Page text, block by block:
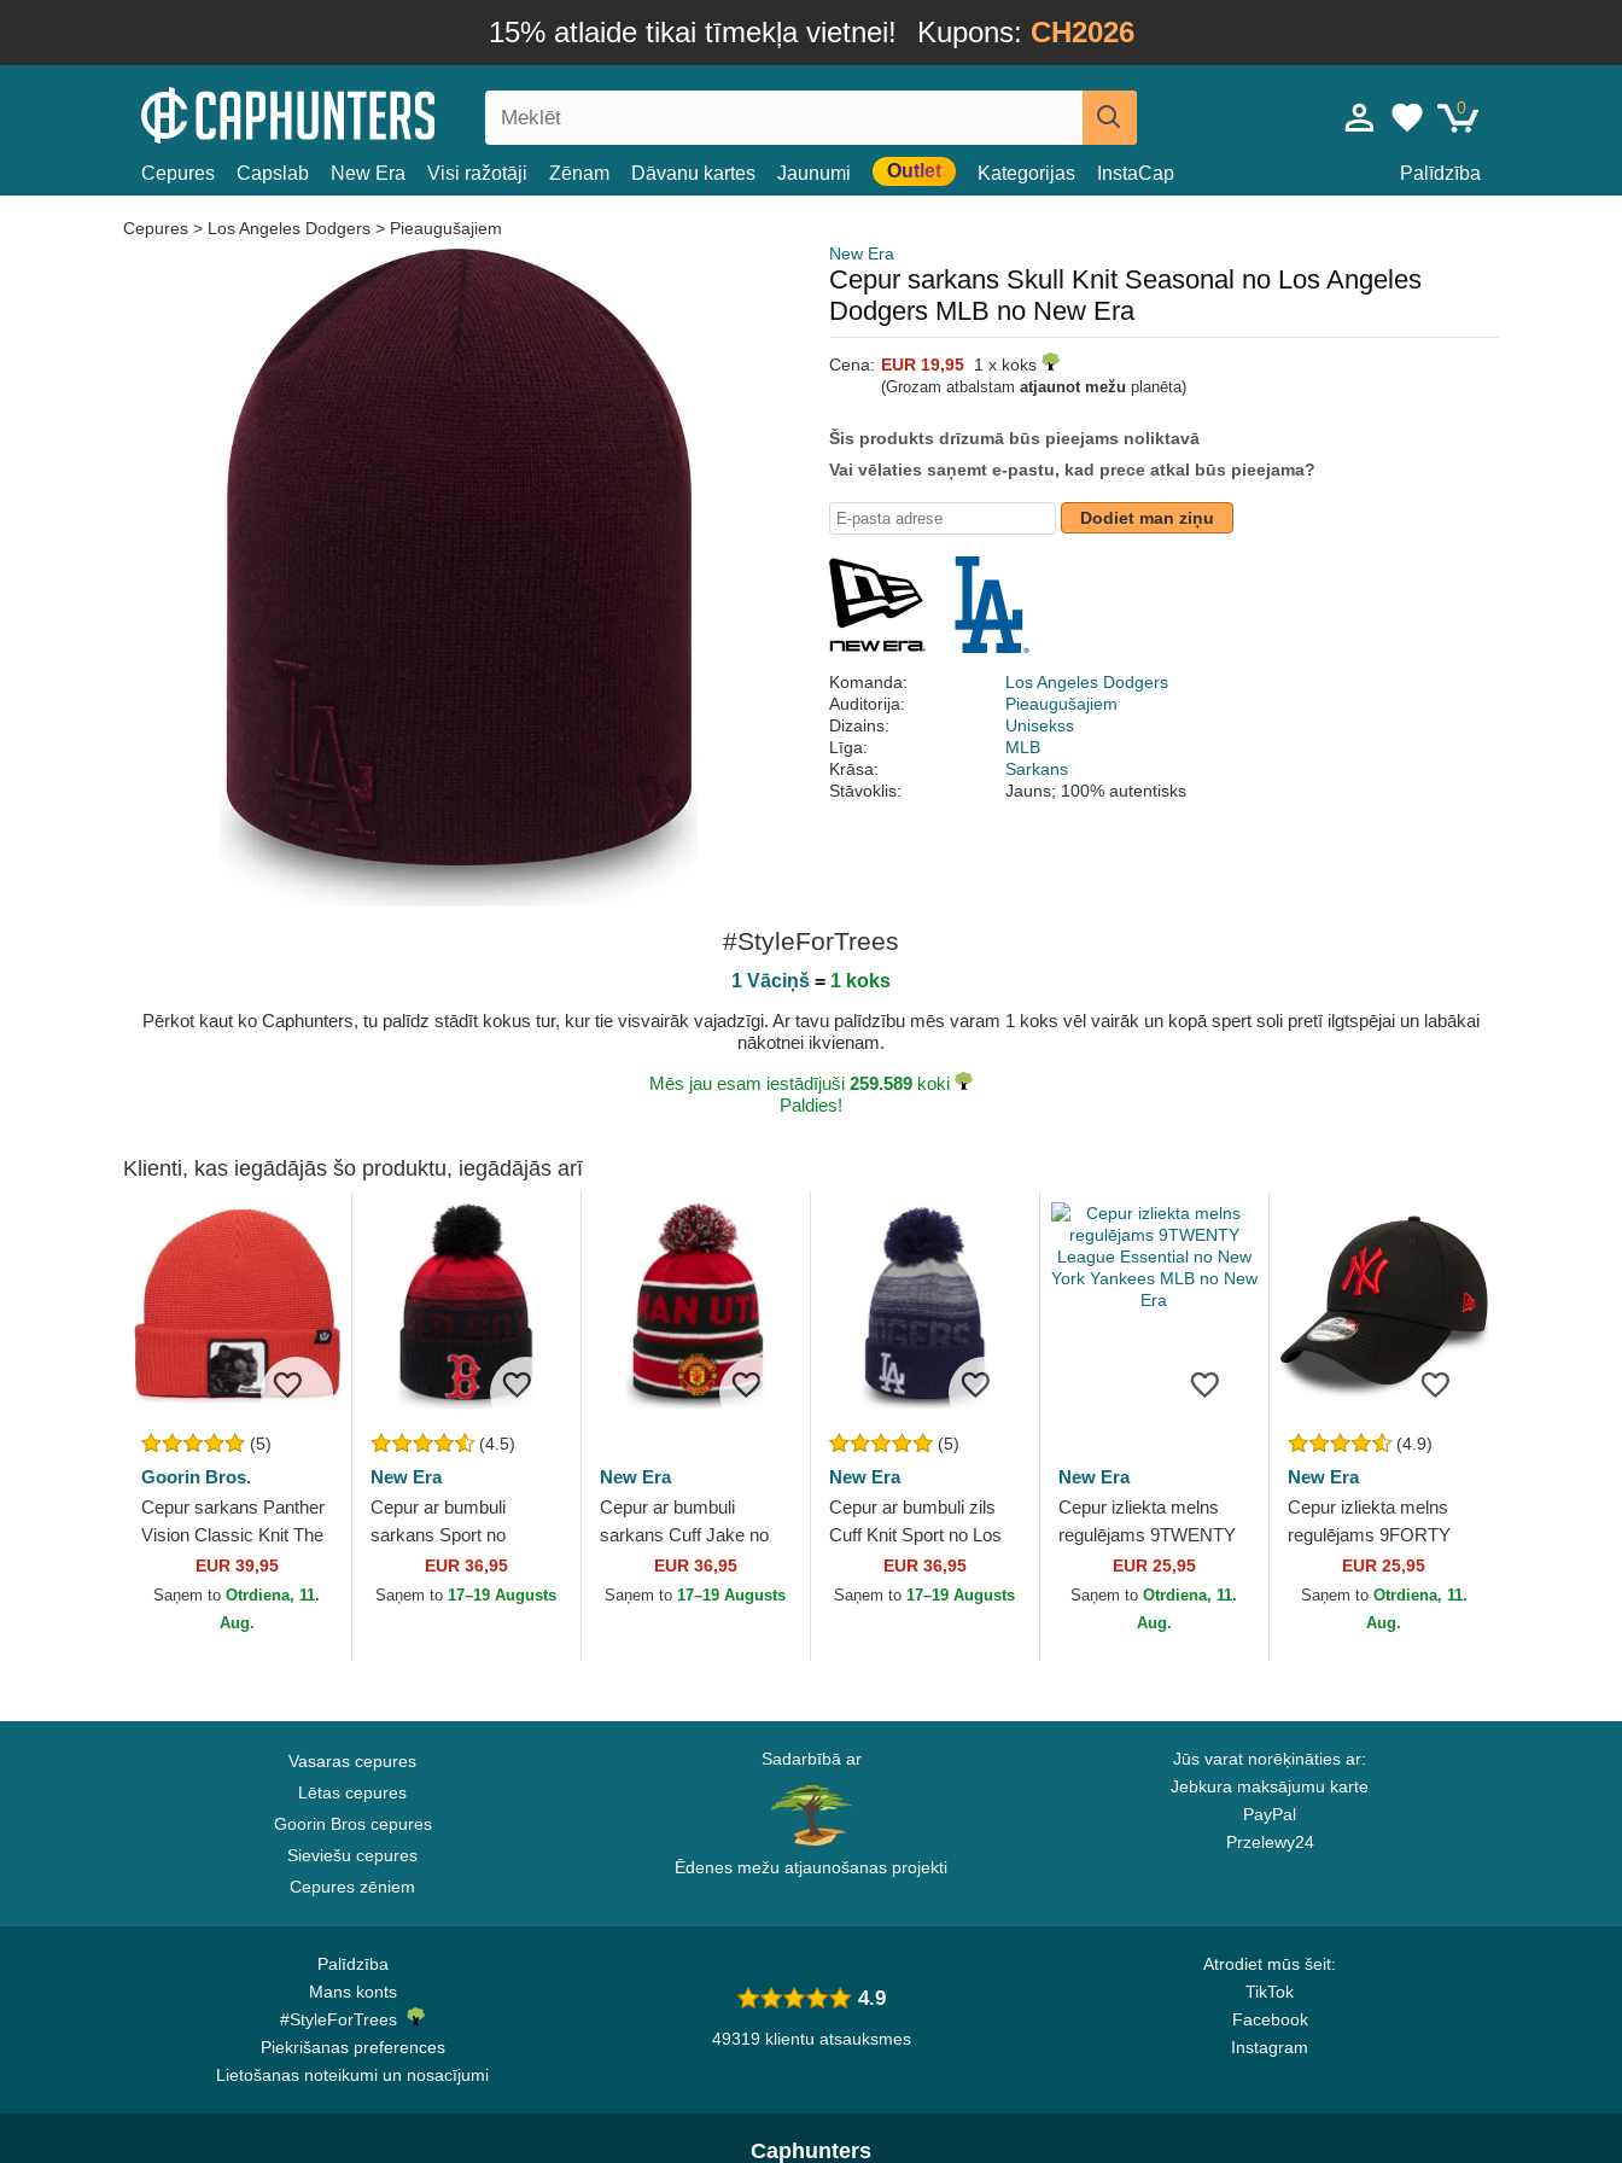
15% atlaide tikai tīmekļa vietnei! Kupons: CH2026
0
Cepures Capslab New Era Visi ražotāji Zēnam Dāvanu kartes Jaunumi Outlet Kategorijas InstaCap Palīdzība
Cepures > Los Angeles Dodgers > Pieaugušajiem
New Era
Cepur sarkans Skull Knit Seasonal no Los Angeles
Dodgers MLB no New Era
Cena: EUR 19,95 1 x koks
(Grozam atbalstam atjaunot mežu planēta)
Šis produkts drīzumā būs pieejams noliktavā
Vai vēlaties saņemt e-pastu, kad prece atkal būs pieejama?
Dodiet man ziņu
Komanda:
Los Angeles Dodgers
Auditorija:
Pieaugušajiem
Dizains:
Unisekss
Līga:
MLB
Krāsa:
Sarkans
Stāvoklis:
Jauns; 100% autentisks
#StyleForTrees
1 Vāciņš = 1 koks
Pērkot kaut ko Caphunters, tu palīdz stādīt kokus tur, kur tie visvairāk vajadzīgi. Ar tavu palīdzību mēs varam 1 koks vēl vairāk un kopā spert soli pretī ilgtspējai un labākai
nākotnei ikvienam.
Mēs jau esam iestādījuši 259.589 koki
Paldies!
Klienti, kas iegādājās šo produktu, iegādājās arī
(5)
Goorin Bros.
Cepur sarkans Panther
Vision Classic Knit The
Farm no Goorin Bros.
EUR 39,95
Saņem toOtrdiena, 11.
Aug.
(4.5)
New Era
Cepur ar bumbuli
sarkans Sport no
Boston Red Sox MLB
no New Era
EUR 36,95
Saņem to17–19 Augusts
New Era
Cepur ar bumbuli
sarkans Cuff Jake no
Manchester United
Football Club Premier
EUR 36,95
Saņem to17–19 Augusts
(5)
New Era
Cepur ar bumbuli zils
Cuff Knit Sport no Los
Angeles Dodgers MLB
no New Era
EUR 36,95
Saņem to17–19 Augusts
New Era
Cepur izliekta melns
regulējams 9TWENTY
League Essential no
New York Yankees
MLB no New Era
EUR 25,95
Saņem toOtrdiena, 11.
Aug.
(4.9)
New Era
Cepur izliekta melns
regulējams 9FORTY
League Essential no
New York Yankees MLB
no New Era
EUR 25,95
Saņem to Otrdiena, 11.
Aug.
Vasaras cepures
Lētas cepures
Goorin Bros cepures
Sieviešu cepures
Cepures zēniem
Sadarbībā ar
Ēdenes mežu atjaunošanas projekti
Jūs varat norēķināties ar:
Jebkura maksājumu karte
PayPal
Przelewy24
Palīdzība
Mans konts
#StyleForTrees
Piekrišanas preferences
Lietošanas noteikumi un nosacījumi
Atrodiet mūs šeit:
TikTok
Facebook
Instagram
4.9
49319 klientu atsauksmes
Caphunters